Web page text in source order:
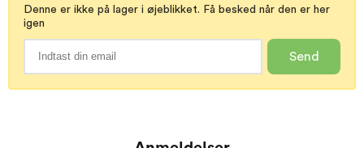
Denne er ikke på lager i øjeblikket. Få besked når den er her
igen
Send